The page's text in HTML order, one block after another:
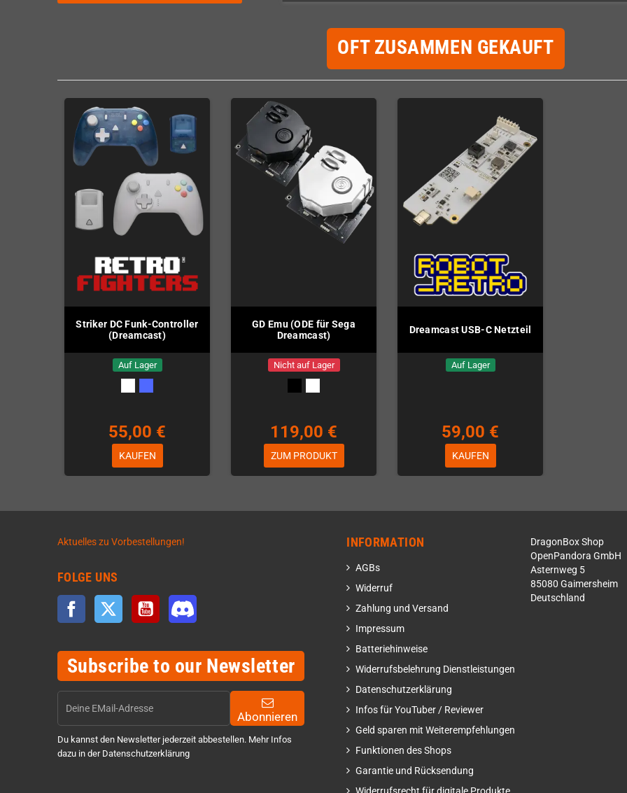
OFT ZUSAMMEN GEKAUFT
Striker DC Funk-Controller
(Dreamcast)
Auf Lager
55,00 €
KAUFEN
GD Emu (ODE für Sega
Dreamcast)
Nicht auf Lager
119,00 €
ZUM PRODUKT
Dreamcast USB-C Netzteil
Auf Lager
59,00 €
KAUFEN
Aktuelles zu Vorbestellungen!
FOLGE UNS
Facebook Twitter YouTube
Subscribe to our Newsletter
Abonnieren
Du kannst den Newsletter jederzeit abbestellen. Mehr Infos
dazu in der Datenschutzerklärung
INFORMATION
AGBs
Widerruf
Zahlung und Versand
Impressum
Batteriehinweise
Widerrufsbelehrung Dienstleistungen
Datenschutzerklärung
Infos für YouTuber / Reviewer
Geld sparen mit Weiterempfehlungen
Funktionen des Shops
Garantie und Rücksendung
DragonBox Shop
OpenPandora GmbH
Asternweg 5
85080 Gaimersheim
Deutschland